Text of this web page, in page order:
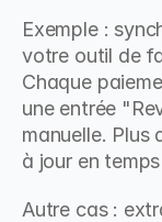
Exemple :
votre outil de
Chaque
une entrée
manuelle. Plus
à jour en temps
Autre cas :